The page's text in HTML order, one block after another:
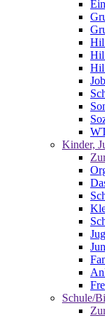
Kinder,
Schule/